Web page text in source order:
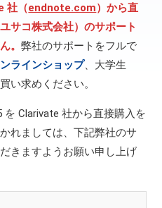
社（endnote.com）から直
サコ株式会社）のサポート
。弊社のサポートをフルで
ラインショップ、大学生
い求めください。
Clarivate 社から直接購入を
れましては、下記弊社のサ
きますようお願い申し上げ